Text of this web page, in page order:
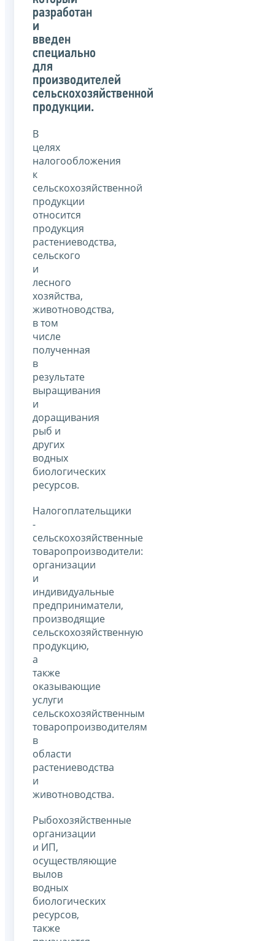
разработан
и
введен
специально
для
производителей
сельскохозяйственной
продукции.
В
целях
налогообложения
к
сельскохозяйственной
продукции
относится
продукция
растениеводства,
сельского
и
лесного
хозяйства,
животноводства,
в том
числе
полученная
в
результате
выращивания
и
доращивания
рыб и
других
водных
биологических
ресурсов.
Налогоплательщики
-
сельскохозяйственные
товаропроизводители:
организации
и
индивидуальные
предприниматели,
производящие
сельскохозяйственную
продукцию,
а
также
оказывающие
услуги
сельскохозяйственным
товаропроизводителям
в
области
растениеводства
и
животноводства.
Рыбохозяйственные
организации
и ИП,
осуществляющие
вылов
водных
биологических
ресурсов,
также